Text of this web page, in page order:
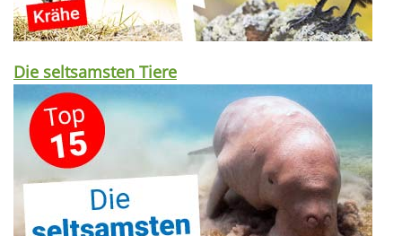
Die seltsamsten Tiere